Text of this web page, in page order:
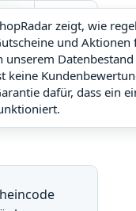
hoch
hoch. Zur
zeigt, wie
und Aktionen
unserem
keine
dafür, dass ein
Letzte
Gutscheinprüfung
Noch keine
Prüfung
BedingungenFAQ